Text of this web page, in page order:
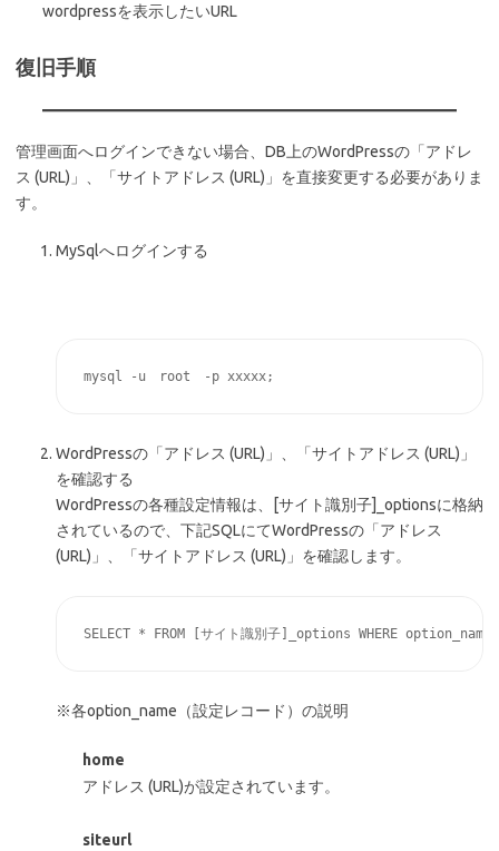
wordpressを表示したいURL
復旧手順
管理画面へログインできない場合、DB上のWordPressの「アドレ
ス (URL)」、「サイトアドレス (URL)」を直接変更する必要がありま
す。
MySqlへログインする
WordPressの「アドレス (URL)」、「サイトアドレス (URL)」
を確認する
WordPressの各種設定情報は、[サイト識別子]_optionsに格納
されているので、下記SQLにてWordPressの「アドレス
(URL)」、「サイトアドレス (URL)」を確認します。
※各option_name（設定レコード）の説明
home
アドレス (URL)が設定されています。
siteurl